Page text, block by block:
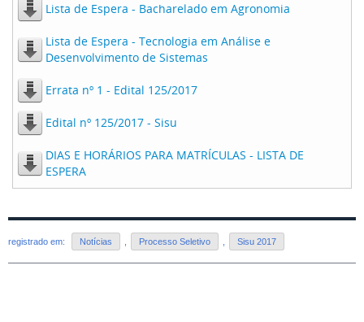
Lista de Espera - Bacharelado em Agronomia
Lista de Espera - Tecnologia em Análise e
Desenvolvimento de Sistemas
Errata nº 1 - Edital 125/2017
Edital nº 125/2017 - Sisu
DIAS E HORÁRIOS PARA MATRÍCULAS - LISTA DE
ESPERA
registrado em: Notícias Processo Seletivo Sisu 2017